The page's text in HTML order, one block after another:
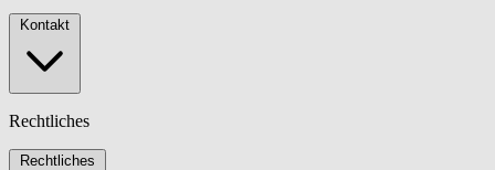
Kontakt
Rechtliches
Rechtliches